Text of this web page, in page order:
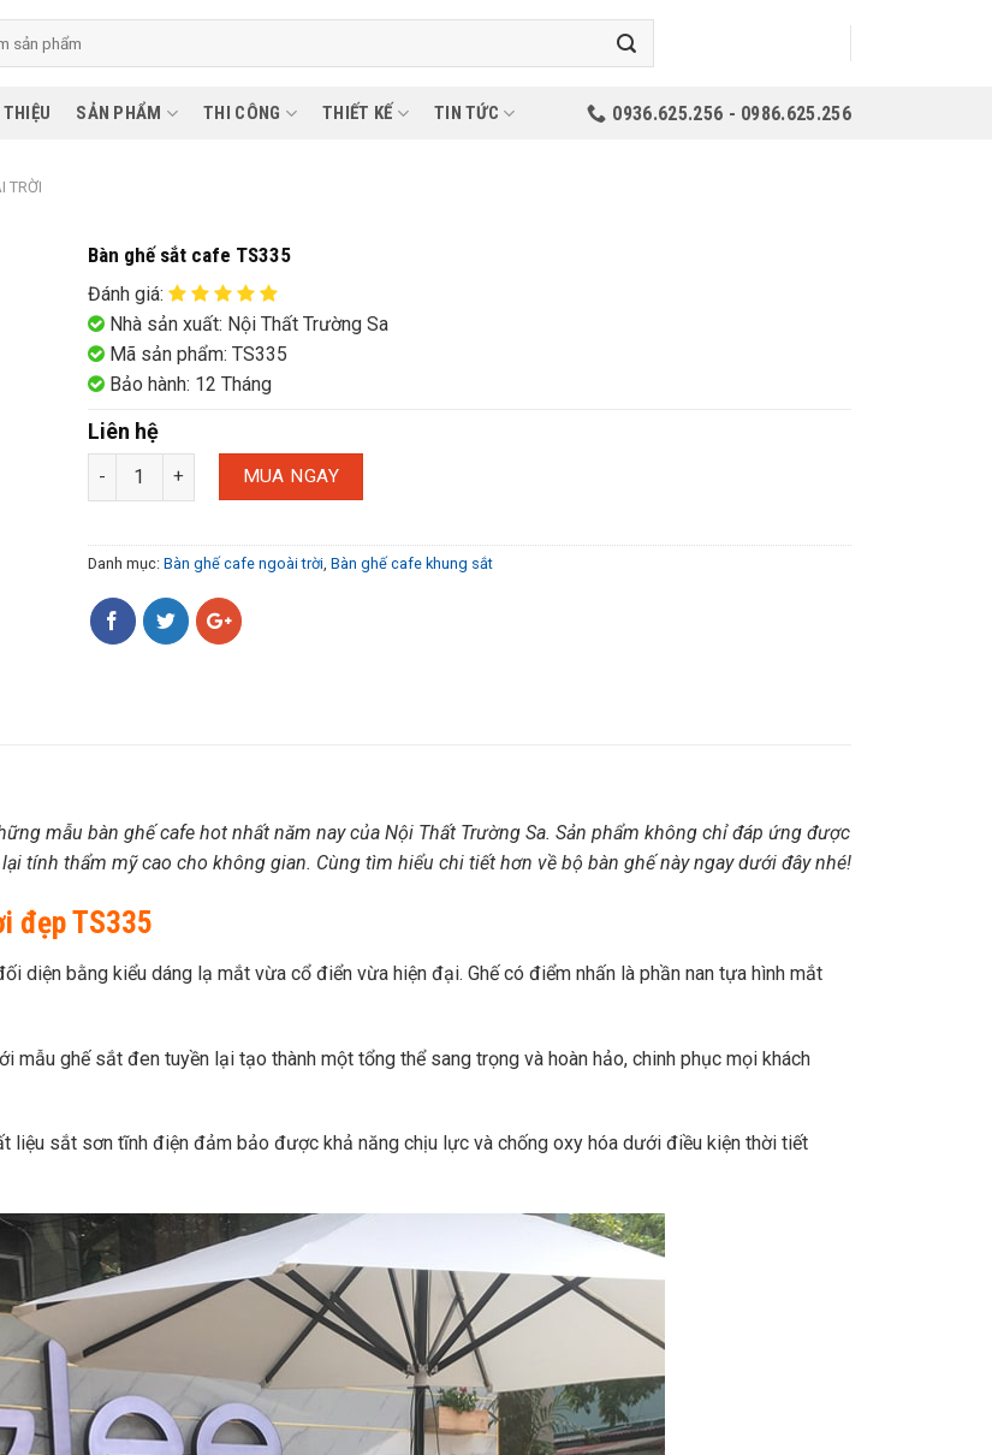
SẢN PHẨM THI CÔNG THIẾT KẾ TIN TỨC 0936.625.256 - 0986.625.256
TRỜI
Bàn ghế sắt cafe TS335
Đánh giá:
Nhà sản xuất: Nội Thất Trường Sa
Mã sản phẩm: TS335
Bảo hành: 12 Tháng
Liên hệ
MUA NGAY
Danh mục: Bàn ghế cafe ngoài trời, Bàn ghế cafe khung sắt
mẫu bàn ghế cafe hot nhất năm nay của Nội Thất Trường Sa. Sản phẩm không chỉ đáp ứng được
tính thẩm mỹ cao cho không gian. Cùng tìm hiểu chi tiết hơn về bộ bàn ghế này ngay dưới đây nhé!
đẹp TS335
diện bằng kiểu dáng lạ mắt vừa cổ điển vừa hiện đại. Ghế có điểm nhấn là phần nan tựa hình mắt
mẫu ghế sắt đen tuyền lại tạo thành một tổng thể sang trọng và hoàn hảo, chinh phục mọi khách
liệu sắt sơn tĩnh điện đảm bảo được khả năng chịu lực và chống oxy hóa dưới điều kiện thời tiết